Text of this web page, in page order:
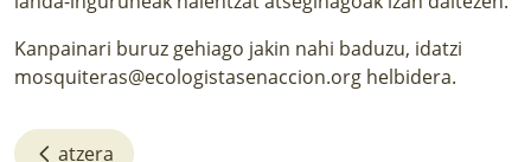
Kanpainari buruz gehiago jakin nahi baduzu, idatzi
mosquiteras@ecologistasenaccion.org helbidera.
atzera